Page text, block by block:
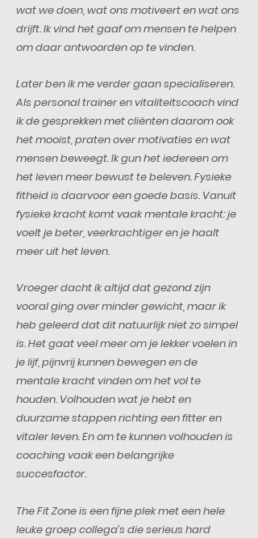
wat we doen, wat ons motiveert en wat ons
drijft. Ik vind het gaaf om mensen te helpen
om daar antwoorden op te vinden. ​
Later ben ik me verder gaan specialiseren.
Als personal trainer en vitaliteitscoach vind
ik de gesprekken met cliënten daarom ook
het mooist, praten over motivaties en wat
mensen beweegt. Ik gun het iedereen om
het leven meer bewust te beleven. Fysieke
fitheid is daarvoor een goede basis. Vanuit
fysieke kracht komt vaak mentale kracht: je
voelt je beter, veerkrachtiger en je haalt
meer uit het leven.
Vroeger dacht ik altijd dat gezond zijn
vooral ging over minder gewicht, maar ik
heb geleerd dat dit natuurlijk niet zo simpel
is. Het gaat veel meer om je lekker voelen in
je lijf, pijnvrij kunnen bewegen en de
mentale kracht vinden om het vol te
houden. Volhouden wat je hebt en
duurzame stappen richting een fitter en
vitaler leven. En om te kunnen volhouden is
coaching vaak een belangrijke
succesfactor.
The Fit Zone is een fijne plek met een hele
leuke groep collega’s die serieus hard